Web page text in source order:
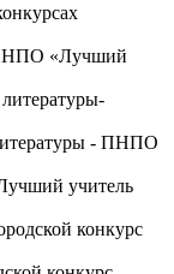
«Лучший
- ПНПО
учитель
конкурс